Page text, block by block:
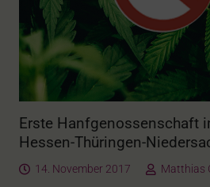
Erste Hanfgenossenschaft
Hessen-Thüringen-
14. November 2017 Matthias